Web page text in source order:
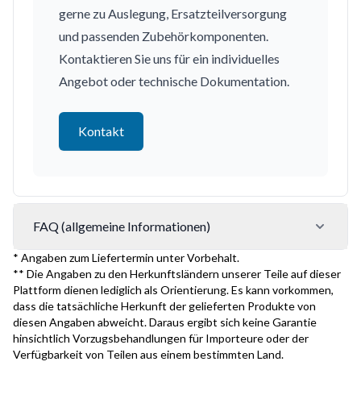
gerne zu Auslegung, Ersatzteilversorgung
und passenden Zubehörkomponenten.
Kontaktieren Sie uns für ein individuelles
Angebot oder technische Dokumentation.
Kontakt
FAQ (allgemeine Informationen)
* Angaben zum Liefertermin unter Vorbehalt.
** Die Angaben zu den Herkunftsländern unserer Teile auf dieser
Plattform dienen lediglich als Orientierung. Es kann vorkommen,
dass die tatsächliche Herkunft der gelieferten Produkte von
diesen Angaben abweicht. Daraus ergibt sich keine Garantie
hinsichtlich Vorzugsbehandlungen für Importeure oder der
Verfügbarkeit von Teilen aus einem bestimmten Land.